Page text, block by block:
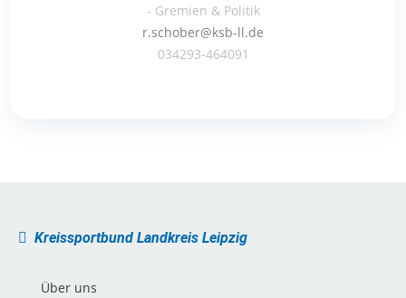
- Gremien & Politik
r.schober@ksb-ll.de
034293-464091
Kreissportbund Landkreis Leipzig
Über uns